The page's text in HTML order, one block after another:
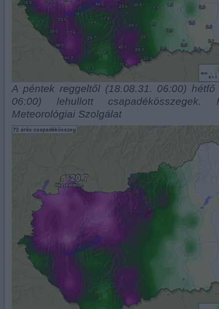
A péntek reggeltől (18.08.31. 06:00)
06:00) lehullott csapadékösszegek.
Meteorológiai Szolgálat